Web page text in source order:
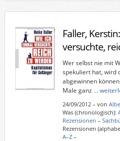
Faller,
versuchte,
Wer selbst nie mit
spekuliert hat, wird
abgewinnen
Male ganz …
24/09/2012– von
Was (chronologisch):
Rezensionen –
Rezensionen
A–Z–